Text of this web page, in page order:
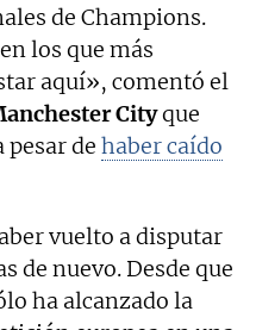
de Champions.
los que más
aquí», comentó el
Cityque
pesar de haber caído
vuelto a disputar
de nuevo. Desde que
ha alcanzado la